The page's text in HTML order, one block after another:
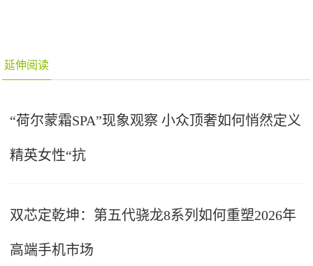
延伸阅读
“荷尔蒙霜SPA”现象观察 小众顶奢如何悄然定义
精英女性“抗
双芯定乾坤：第五代骁龙8系列如何重塑2026年
高端手机市场